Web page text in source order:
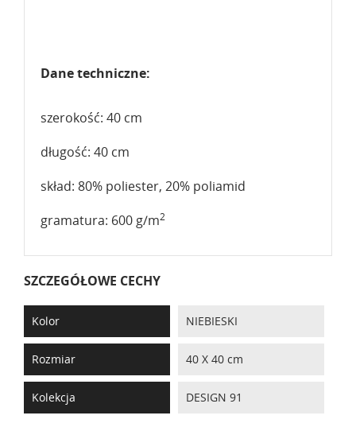
Dane techniczne:
szerokość: 40 cm
długość: 40 cm
skład: 80% poliester, 20% poliamid
gramatura: 600 g/m2
SZCZEGÓŁOWE CECHY
Kolor NIEBIESKI
Rozmiar 40 X 40 cm
Kolekcja DESIGN 91